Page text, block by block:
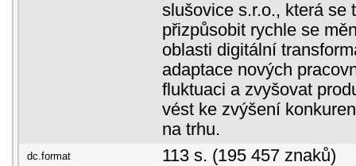
slušovice s.r.o., která se
přizpůsobit rychle se
oblasti digitální
adaptace nových
fluktuaci a zvyšovat
vést ke zvýšení
na trhu.
dc.format 113 s. (195 457 znaků)